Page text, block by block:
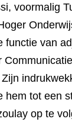
voormalig
functie van
Zijn
hem tot een
op te